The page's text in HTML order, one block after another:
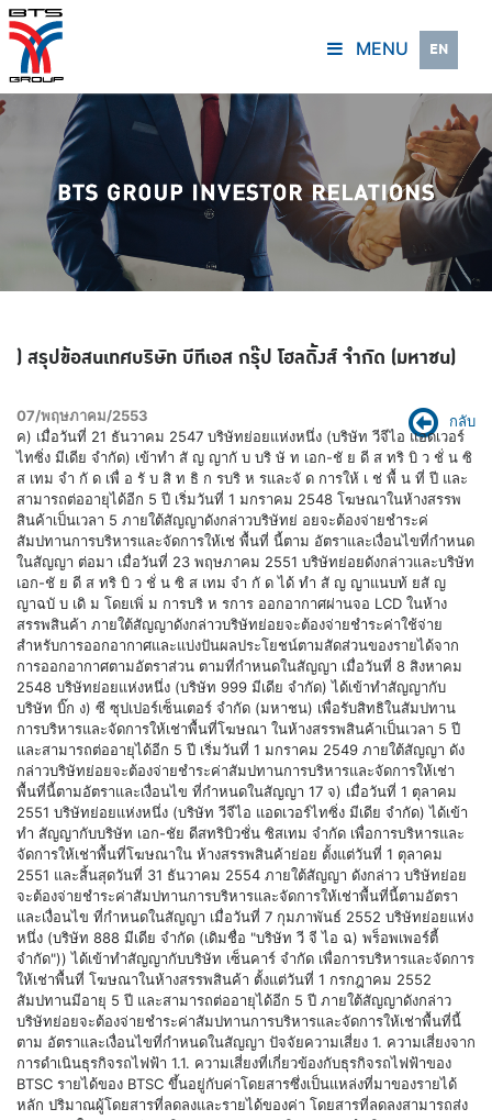
MENU EN
) สรุปข้อสนเทศบริษัท บีทีเอส กรุ๊ป โฮลดิ้งส์ จำกัด (มหาชน)
กลับ
07/พฤษภาคม/2553
ค) เมื่อวันที่ 21 ธันวาคม 2547 บริษัทย่อยแห่งหนึ่ง (บริษัท วีจีไอ แอดเวอร์ไทซิ่ง มีเดีย จำกัด) เข้าทำ สั ญ ญากั บ บริ ษั ท เอก-ชั ย ดี ส ทริ บิ ว ชั่ น ซิ ส เทม จำ กั ด เพื่ อ รั บ สิ ท ธิ ก รบริ ห รและจั ด การให้ เ ช่ พื้ น ที่ ปี และสามารถต่ออายุได้อีก 5 ปี เริ่มวันที่ 1 มกราคม 2548 โฆษณาในห้างสรรพสินค้าเป็นเวลา 5 ภายใต้สัญญาดังกล่าวบริษัทย่ อยจะต้องจ่ายชำระค่ สัมปทานการบริหารและจัดการให้เช่ พื้นที่ นี้ตาม อัตราและเงื่อนไขที่กำหนดในสัญญา ต่อมา เมื่อวันที่ 23 พฤษภาคม 2551 บริษัทย่อยดังกล่าวและบริษัท เอก-ชั ย ดี ส ทริ บิ ว ชั่ น ซิ ส เทม จำ กั ด ได้ ทำ สั ญ ญาแนบท้ ยสั ญ ญาฉบั บ เดิ ม โดยเพิ่ ม การบริ ห รการ ออกอากาศผ่านจอ LCD ในห้างสรรพสินค้า ภายใต้สัญญาดังกล่าวบริษัทย่อยจะต้องจ่ายชำระค่าใช้จ่าย สำหรับการออกอากาศและแบ่งปันผลประโยชน์ตามสัดส่วนของรายได้จากการออกอากาศตามอัตราส่วน ตามที่กำหนดในสัญญา เมื่อวันที่ 8 สิงหาคม 2548 บริษัทย่อยแห่งหนึ่ง (บริษัท 999 มีเดีย จำกัด) ได้เข้าทำสัญญากับบริษัท บิ๊ก ง) ซี ซุปเปอร์เซ็นเตอร์ จำกัด (มหาชน) เพื่อรับสิทธิในสัมปทานการบริหารและจัดการให้เช่าพื้นที่โฆษณา ในห้างสรรพสินค้าเป็นเวลา 5 ปี และสามารถต่ออายุได้อีก 5 ปี เริ่มวันที่ 1 มกราคม 2549 ภายใต้สัญญา ดังกล่าวบริษัทย่อยจะต้องจ่ายชำระค่าสัมปทานการบริหารและจัดการให้เช่าพื้นที่นี้ตามอัตราและเงื่อนไข ที่กำหนดในสัญญา 17 จ) เมื่อวันที่ 1 ตุลาคม 2551 บริษัทย่อยแห่งหนึ่ง (บริษัท วีจีไอ แอดเวอร์ไทซิ่ง มีเดีย จำกัด) ได้เข้าทำ สัญญากับบริษัท เอก-ชัย ดีสทริบิวชั่น ซิสเทม จำกัด เพื่อการบริหารและจัดการให้เช่าพื้นที่โฆษณาใน ห้างสรรพสินค้าย่อย ตั้งแต่วันที่ 1 ตุลาคม 2551 และสิ้นสุดวันที่ 31 ธันวาคม 2554 ภายใต้สัญญา ดังกล่าว บริษัทย่อยจะต้องจ่ายชำระค่าสัมปทานการบริหารและจัดการให้เช่าพื้นที่นี้ตามอัตราและเงื่อนไข ที่กำหนดในสัญญา เมื่อวันที่ 7 กุมภาพันธ์ 2552 บริษัทย่อยแห่งหนึ่ง (บริษัท 888 มีเดีย จำกัด (เดิมชื่อ "บริษัท วี จี ไอ ฉ) พร็อพเพอร์ตี้ จำกัด")) ได้เข้าทำสัญญากับบริษัท เซ็นคาร์ จำกัด เพื่อการบริหารและจัดการให้เช่าพื้นที่ โฆษณาในห้างสรรพสินค้า ตั้งแต่วันที่ 1 กรกฎาคม 2552 สัมปทานมีอายุ 5 ปี และสามารถต่ออายุได้อีก 5 ปี ภายใต้สัญญาดังกล่าวบริษัทย่อยจะต้องจ่ายชำระค่าสัมปทานการบริหารและจัดการให้เช่าพื้นที่นี้ตาม อัตราและเงื่อนไขที่กำหนดในสัญญา ปัจจัยความเสี่ยง 1. ความเสี่ยงจากการดำเนินธุรกิจรถไฟฟ้า 1.1. ความเสี่ยงที่เกี่ยวข้องกับธุรกิจรถไฟฟ้าของ BTSC รายได้ของ BTSC ขึ้นอยู่กับค่าโดยสารซึ่งเป็นแหล่งที่มาของรายได้หลัก ปริมาณผู้โดยสารที่ลดลงและรายได้ของค่า โดยสารที่ลดลงสามารถส่งผลกระทบในทางลบต่อธุรกิจ สถานะทางการเงิน ผลการดำเนินการของ BTSC และ แนวโน้มดำเนินการในอนาคต รายได้และความสามารถในการสร้างผลกำไรของ BTSC ขึ้นอยู่กับรายได้ค่าโดยสารจากผู้โดยสารของระบบรถไฟฟ้า เป็นหลัก โดยในงวดปีสิ้นสุดวันที่ 31 มีนาคม 2550 2551 และ 2552 และงวดเก้าเดือนสิ้นสุดวันที่ 31 ธันวาคม 2552 ประมาณร้อยละ 92.5 91.3 89.9 และ 79.1 (ตามลำดับ) ของรายได้จากการดำเนินงานของ BTSC ได้มาจากค่า โดยสาร ดังนั้น ปัจจัยใดๆ ที่มีผลกระทบในทางลบต่อปริมาณผู้โดยสารไม่ว่าด้วยเอกเทศหรือร่วมกับปัจจัยอื่นๆ ก็ตาม สามารถส่งผลกระทบในทางลบต่อธุรกิจ สถานะทางการเงิน ผลการดำเนินงานและแนวโน้มดำเนินการในอนาคตของ BTSC ได้ แนวโน้มของรายได้จากค่าโดยสารจะได้รับผลกระทบจากหลายปัจจัย ซึ่งส่วนใหญ่จะอยู่นอกเหนือการควบคุมของ BTSC ซึ่งรวมถึงปัจจัยด้านความจำเป็นในการเดินทางของผู้โดยสาร ความเชื่อมั่นในความปลอดภัย ระดับความ หนาแน่นของการจราจร สภาวะทางเศรษฐกิจโดยทั่วไป ราคาน้ำมัน การมีอยู่และคุณภาพของรูปแบบของการขนส่ง โดยสารที่เป็นทางเลือกอื่น การพัฒนาอสังหาริมทรัพย์โดยรอบสถานี และแผนของรัฐบาลในการขยายระบบการขนส่ง อื่นๆ ทั้งนี้ บริษัทฯ ไม่สามารถรับประกันได้ว่าในอนาคต ปริมาณของผู้โดยสารและรายได้ค่าโดยสารของ BTSC จะไม่ ลดลง ในกรณีที่ ปริมาณของผู้โดยสารและรายได้ค่าโดยสารของ BTSC ลดลง สถานะทางการเงินผลการดำเนินงาน และแนวโน้มการดำเนินการในอนาคตของ BTSC ก็จะได้รับผลกระทบในทางลบ 1.2. BTSC มีข้อจำกัดในการปรับเพิ่มอัตราค่าโดยสาร BTSC มีข้อจำกัดในการปรับเพิ่มอัตราค่าโดยสารเพื่อให้สอดคล้องกับการเปลี่ยนแปลงของภาวะตลาด แนวโน้มของ ตลาดหรือเหตุการณ์อื่นๆ หรือปรับเพิ่มอัตราค่าโดยสารเพื่อชดเชยกับต้นทุนในการดำเนินการและต้นทุนอื่นๆ จาก (1) ผลของพลวัตรของการแข่งขันและความพอใจของผู้โดยสาร และ (2) ผลของข้อกำหนดในสัญญาสัมปทาน (Concession Agreement) ทั้งนี้การปรับอัตราค่าโดยสารขึ้นอยู่กับเงื่อนไขที่ระบุไว้ในสัญญาสัมปทาน กล่าวคือ BTSC มีสิทธิปรับค่าโดยสารที่เรียกเก็บได้ (Effective Fare) ได้ไม่เกิน 1 ครั้งในทุกระยะเวลา 18 เดือน แต่ทั้งนี้จะต้อง ไม่เ กิน เพดานอัต ราค่า โดยสารสูงสุด ที่อ จเรีย กเก็บ ได้ (Authorized Fare) โดยหากดัช นีร คาผู้บ ริโภคชุด ประจำเดือนทั่วไปสำหรับเขตกรุงเทพฯ (Bangkok consumer price index) ซึ่งประกาศโดยกระทรวงพาณิชย์ในเดือน ใดก็ตามเมื่อเปรียบเทียบกับระยะเวลาอย่างน้อย 12 เดือนก่อนหน้านั้นเพิ่มขึ้นร้อยละ 5 หรือมากกว่า BTSC สามารถ ขอให้ปรับขึ้นเพดานอัตราค่าโดยสารสูงสุดที่อาจเรียกเก็บได้ (Authorized Fare) ในอัตราไม่เกินร้อยละ 7 จากอัตรา เดิม นอกจากนี้ ในกรณีพิเศษบางกรณี BTSC อาจขอปรับเพดานอัตราค่าโดยสารสูงสุดได้ เช่น ในกรณีที่มีการ เปลี่ยนแปลงของอัตราแลกเปลี่ยนของเงินบาทต่อเงินเหรียญสหรัฐสูงหรือต่ำกว่าอัตราแลกเปลี่ยนอ้างอิงที่กำหนด การ เปลี่ยนแปลงของอัตราดอกเบี้ยในต่างประเทศหรือภายในประเทศสูงหรือต่ำกว่าอัตราดอกเบี้ยอ้างอิงที่กำหนด ความ ผันผวนของต้นทุนค่ากระแสไฟฟ้าของ BTSC หรือมีความเสี่ยงเป็นพิเศษ (certain exceptional risk) เกิดขึ้น ซึ่งหาก สามารถเสนอขอให้ มี การเพิ่ มเพดานอัต ราค่ โดยสารสู งสุ ด ที่ อาจเรี ยกเก็ บได้ ใน เกิด กรณี ดั งกล่ วนี้ขึ้น BTSC ขณะเดียวกัน กทม. ก็สามารถที่จะขอให้มีการปรับลดเพดานอัตราค่าโดยสารขั้นสูงสุดที่อาจเรียกเก็บได้เช่นเดียวกัน ยกตัว อย่ งเช่ น ในกรณี ที่ อั ตราดอกเบี้ ย เงิ นกู้ ล ดลงตํ่ กว่ อั ต ราดอกเบี้ ย อ้า งอิง เกิ น กว่ ร้ อ ยละ 10 ทั้ง นี้ ในกรณี ที่ คู่ สั ญ ญาตกลงกั น ไม่ ไ ด้ ภ ยใน 30 วั น BTSC หรื อ กทม. อาจร้ อ งขอให้ ค ณะกรรมการที่ ป รึ ก ษา (Advisory Committee) ซึ่งจัดตั้งขึ้นตามสัญญาสัมปทานตัดสินว่า ข้อเสนอปรับราคาขึ้นหรือลงดังกล่าวเป็นที่ยอมรับได้หรือไม่ อย่างไรก็ดี หากการอนุมัติให้ขึ้นค่าโดยสารในขณะนั้นเป็นการขัดแย้งกับนโยบายของรัฐบาลแล้ว BTSC จะไม่ได้รับ อนุญาตให้เพิ่มอัตราค่าโดยสาร โดยรัฐบาลจะจัดหามาตรการมาชดเชยตามความเหมาะสมแก่ส่วนที่ BTSC ต้อง เสียหาย อย่างไรก็ตาม BTSC ไม่อาจรับประกันได้ว่ารัฐบาลจะจัดหาหรือจัดให้มีการชดเชยดังกล่าว นอกเหนือจากนั้น ถึงแม้ว่าสัญญาสัมปทานจะอนุญาตให้ BTSC สามารถขึ้นอัตราค่าโดยสารได้ก็ตาม BTSC ก็อาจจะไม่สามารถหรือ เลือกที่จะไม่ขึ้นอัตราค่าโดยสารเนื่องจากเหตุผลทางการเมือง สังคม หรือเนื่องด้วยสภาพการแข่งขันทางธุรกิจและการ สนองตอบของผู้โดยสาร 18 1.3. กทม. มีสิทธิบอกเลิกสัญญาสัมปทานได้หากมีเหตุการณ์บางอย่างตามที่ระบุไว้ในสัญญาสัมปทาน เกิดขึ้น ตามสัญญาสัมปทาน หากมีเหตุการณ์บางประการเกิดขึ้นดังที่ระบุไว้ในสัญญา BTSC หรือกทม. อาจบอกเลิกสัญญา สัมปทานได้ เว้นแต่เหตุการณ์ดังกล่าวได้รับการเยียวยาหรือแก้ไขภายในระยะเวลาที่กำหนดไว้ ทั้งนี้ ในกรณีที่ BTSC ล้มละลาย หรือในกรณีที่ BTSC จงใจผิดสัญญาสัมปทานในสาระสำคัญอย่างต่อเนื่อง กทม. มีสิทธิบอกเลิกสัญญา สัมปทานได้ ซึ่งในกรณีดังกล่าวนี้ หากเป็นกรณีที่แก้ไขไม่ได้ กทม. จะต้องจัดส่งหนังสือบอกกล่าวการยกเลิกสัญญา สัมปทานล่วงหน้า 1 เดือน แต่หากเป็นกรณีที่ BTSC อาจแก้ไขให้ถูกต้องได้ กทม. จะมีหนังสือบอกกล่าวไปยัง BTSC ให้ BTSC ปฏิบัติให้ถูกต้องภายในเวลาที่กำหนดแต่ต้องไม่น้อยกว่าหกเดือน หาก BTSC ไม่สามารถปรับปรุงการ ดำเนินการได้ในเวลาดังกล่าวและหากกทม. มีเจตนาจะบอกเลิกสัญญานี้ ตามข้อตกลงของสัญญาสัมปทาน กทม. จะแจ้งเป็นหนังสือไปยังสถาบันการเงินที่ BTSC ได้แจ้งว่าเป็นตัวแทนของกลุ่มเจ้าหนี้ของ BTSC ที่ให้สินเชื่อในการ ก่อสร้างระบบรถไฟฟ้าบีทีเอส โดยให้เวลากลุ่มเจ้าหนี้ไม่น้อยกว่าหกเดือนที่จะหาบุคคลอื่นมารับโอนจาก BTSC ทั้ง สิทธิและหน้าที่ตามสัญญาสัมปทานนี้ ในกรณีดังกล่าว BTSC จะต้องชดใช้ค่าเสียหายให้แก่กทม. และกรรมสิทธิ์ใน เครื่ องมืออุ ป กรณ์ อุ ปกรณ์ ค วบคุ ม และทรัพย์สินอื่ นๆ ซึ่งตั้งอยู่บนที่ ดิ นที่ใ ช้สำ หรับระบบรถไฟฟ้า บี ทีเอสจะถูกโอน ให้แก่กทม. ในกรณีที่สัญญาสัมปทานถูกยกเลิก BTSC อาจจะไม่สามารถดำเนินการกับระบบรถไฟฟ้า บีทีเอสได้ ซึ่ง จะมีผลกระทบในทางลบอย่างร้ายแรงต่อธุรกิจ สถานะทางการเงิน ผลการดำเนินการ และแนวโน้มการดำเนินการใน อนาคตของ BTSC 1.4. การที่ BTSC ไม่ได้รับสัมปทานในโครงการส่วนต่อขยายหรือความล่าช้าของรัฐบาลในการอนุมัติการ ลงทุนในส่วนต่อขยายหรือการที่ BTSC ไม่ได้รับต่ออายุสัมปทานสำหรับการให้บริการรถไฟฟ้าในเส้นทาง ปัจจุบันอาจมีผลกระทบในทางลบต่อแนวโน้มการเติบโตของ BTSC ในกรณีที่กทม. มีความประสงค์จะสร้างเส้นทางรถไฟฟ้าใหม่หรือเพิ่มเติมในระหว่างอายุของสัญญาสัมปทาน หรือมี ความประสงค์จะขยายหรือให้บริการในส่วนขยายระบบรถไฟฟ้าปัจจุบัน BTSC มีสิทธิตามสัญญาสัมปทานที่จะเจรจา เป็นรายแรกกับกทม. เพื่อขอรับสิทธิดำเนินการเส้นทางสายใหม่ ทั้งนี้ภายใต้เงื่อนไขว่าBTSC สามารถยอมรับเงื่อนไขที่ ดีที่สุดที่กทม. ได้รับจากผู้เสนอรายอื่นได้ อย่างไรก็ตาม BTSC ไม่สามารถรับประกันได้ว่ารัฐบาลจะดำเนินการตาม แผนการขยายระบบขนส่งมวลชนของกรุงเทพฯ ที่มีอยู่ในปัจจุบัน หรือหากรัฐบาลตัดสินใจที่จะดำเนินการดังกล่าวก็ไม่ อาจรับประกันได้ว่า BTSC จะเป็นผู้ได้รับสัมปทานสำหรับการดำเนินธุร กิจการเดินรถในส่ วนต่อขยายดังกล่า ว นอกจากนี้ BTSC ไม่อาจรับประกันได้ว่า BTSC จะสามารถยอมรับเงื่อนไขเช่นเดียวกับที่ผู้เสนอรายอื่นได้เสนอให้แก่ กทม. ที่ดีที่สุดได้และหาก BTSC ได้รับสัมปทานใหม่แล้ว BTSC จะสามารถดำเนินการตามแผนดังกล่าวนั้นตาม กำหนดระยะเวลาและภายใต้เงื่อนไขที่กำหนดได้ ทั้งนี้ การจัดหาแหล่งเงินทุนจำนวนมากสำหรับมาลงทุนในส่วนต่อ ขยาย กิ จ กรรมของกลุ่ ม การเมื อ งที่ ไ ม่ เ ห็ น ด้ ว ยกั บ แผนการขยายตั ว ของระบบรถไฟฟ้ หรื อ การเปลี่ ย นแปลงทาง การเมืองที่สำคัญอื่นๆ (ไม่ว่าด้วยกรณีที่เป็นเอกเทศ หรือหลายๆ กรณีรวมกัน) อาจทำให้แผนขยายระบบต้องล่าช้า หรือเลื่อนออกไป หรือแม้กระทั่งยกเลิกแผนการขยายตัวดังกล่าวได้ นอกจากนั้น BTSC จะต้องมีหนังสือแจ้งต่อกทม. ล่วงหน้าอย่างน้อย 3 ปี แต่ไม่เกิน 5 ปี เพื่อต่ออายุสัมปทานของ BTSC ซึ่งตามกำหนดจะสิ้นสุดลงในเดือนธันวาคม พ.ศ. 2572 ทั้งนี้การต่ออายุสัมปทานดังกล่าวจะต้องได้รับความ เห็นชอบล่วงหน้าจากกระทรวงมหาดไทย ซึ่งไม่อาจรับประกันได้ว่า BTSC จะได้รับการต่ออายุสัมปทานต่อไปอีกใน อนาคต